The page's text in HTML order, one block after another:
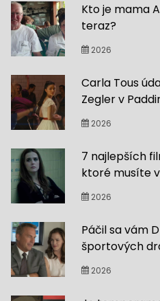
Kto je mama
teraz?
2026
Carla Tous
Zegler v
2026
7 najlepších
ktoré musíte
2026
Páčil sa vám
športových
2026